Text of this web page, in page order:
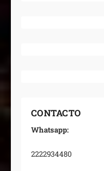
CONTACTO
Whatsapp:
2222934480